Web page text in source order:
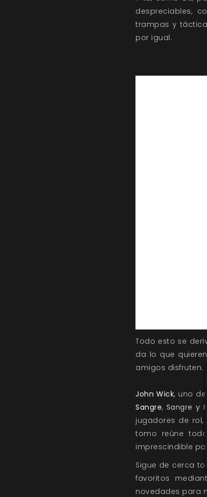
despreciables,
trampas y
por igual.
Todo esto se
da lo que
amigos disfruten.
John Wick, uno
Sangre, Sangre y
jugadores de
tomo reúne
imprescindible
Sigue de cerca
favoritos
novedades para